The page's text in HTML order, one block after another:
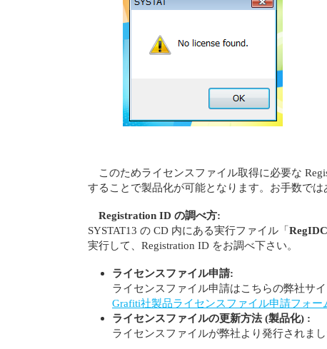
このためライセンスファイル取得に必要な
することで製品化が可能となります。お手数で
Registration ID の調べ方:
SYSTAT13 の CD 内にある実行ファイル「
実行して、Registration ID をお調べ下さい。
ライセンスファイル申請:
ライセンスファイル申請はこちらの弊社サイ
Grafiti社製品ライセンスファイル申請フォー
ライセンスファイルの更新方法 (製品化) :
ライセンスファイルが弊社より発行されまし